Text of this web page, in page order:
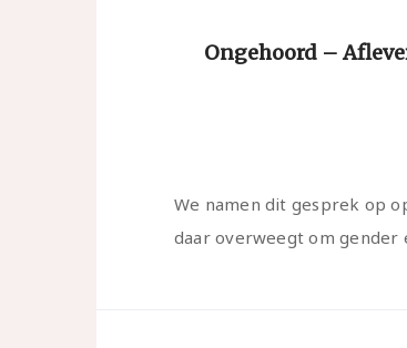
Ongehoord –
We namen dit gesprek op
daar overweegt om gender